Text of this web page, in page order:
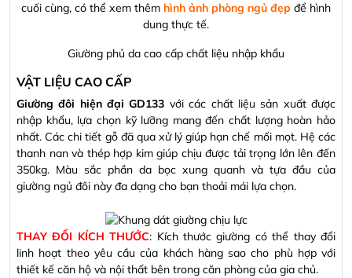
cuối cùng, có thể xem thêm hình ảnh phòng ngủ đẹp để hình
dung thực tế.
Giường phủ da cao cấp chất liệu nhập khẩu
VẬT LIỆU CAO CẤP
Giường đôi hiện đại GD133 với các chất liệu sản xuất được
nhập khẩu, lựa chọn kỹ lưỡng mang đến chất lượng hoàn hảo
nhất. Các chi tiết gỗ đã qua xử lý giúp hạn chế mối mọt. Hệ các
thanh nan và thép hợp kim giúp chịu được tải trọng lớn lên đến
350kg. Màu sắc phần da bọc xung quanh và tựa đầu của
giường ngủ đôi này đa dạng cho bạn thoải mái lựa chọn.
THAY ĐỔI KÍCH THƯỚC: Kích thước giường có thể thay đổi
linh hoạt theo yêu cầu của khách hàng sao cho phù hợp với
thiết kế căn hộ và nội thất bên trong căn phòng của gia chủ.